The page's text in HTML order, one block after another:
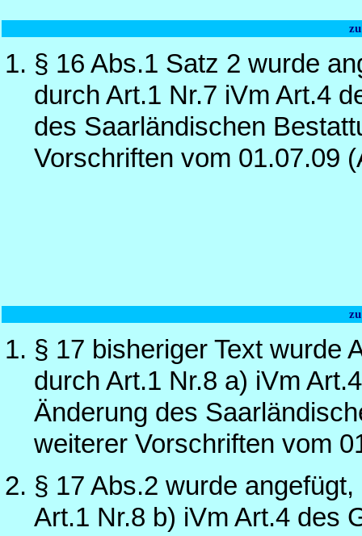
§ 16 Abs.1 Satz 2 wurde
durch Art.1 Nr.7 iVm Art.4
des Saarländischen
Vorschriften vom 01.07.09
§ 17 bisheriger Text wurde
durch Art.1 Nr.8 a) iVm
Änderung des
weiterer Vorschriften vom
§ 17 Abs.2 wurde
Art.1 Nr.8 b) iVm Art.4 des